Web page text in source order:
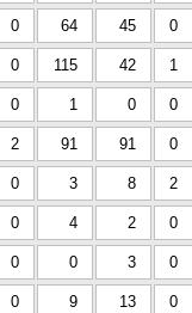
0 64 45 0
0 115 42 1
0 1 0 0
2 91 91 0
0 3 8 2
0 4 2 0
0 0 3 0
0 9 13 0